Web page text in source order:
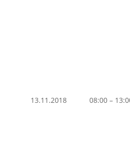
13.11.2018 08:00 –